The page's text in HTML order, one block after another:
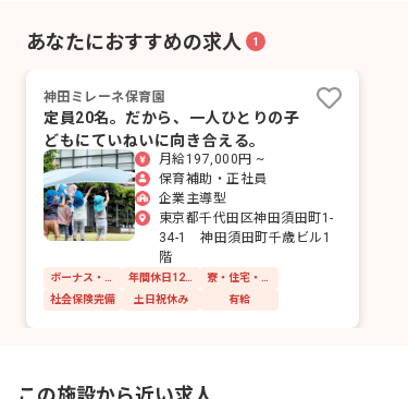
あなたにおすすめの求人 1
神田ミレーネ保育園
定員20名。だから、一人ひとりの子
どもにていねいに向き合える。
月給197,000円 ~
保育補助・正社員
企業主導型
東京都千代田区神田須田町1-
34-1 神田須田町千歳ビル1
階
社会保険完備
土日祝休み 有給